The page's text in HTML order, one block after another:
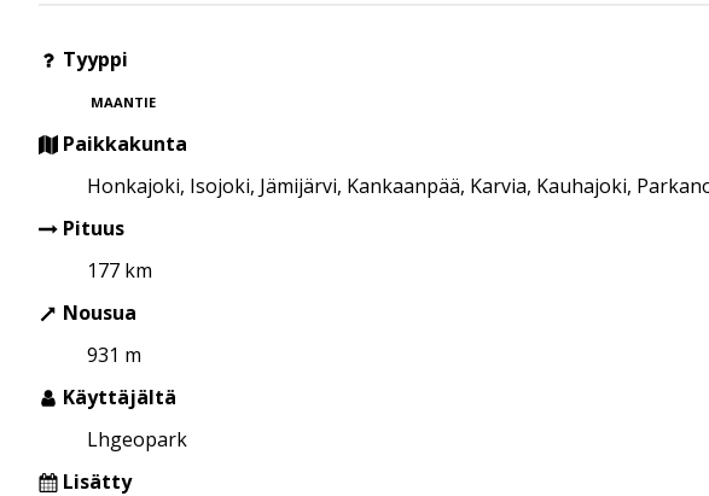
Tyyppi
MAANTIE
Paikkakunta
Honkajoki, Isojoki, Jämijärvi, Kankaanpää, Karvia, Kauhajoki,
Pituus
177 km
Nousua
931 m
Käyttäjältä
Lhgeopark
Lisätty